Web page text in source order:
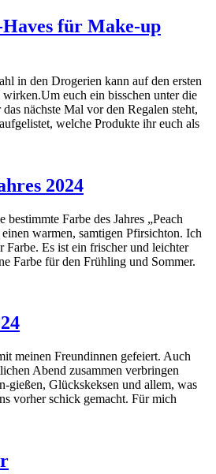
für Make-up
in den Drogerien kann auf den ersten
euch ein bisschen unter die
nächste Mal vor den Regalen steht,
welche Produkte ihr euch als
2024
Farbe des Jahres „Peach
warmen, samtigen Pfirsichton. Ich
Farbe. Es ist ein frischer und leichter
Farbe für den Frühling und Sommer.
meinen Freundinnen gefeiert. Auch
Abend zusammen verbringen
gießen, Glückskeksen und allem, was
vorher schick gemacht. Für mich